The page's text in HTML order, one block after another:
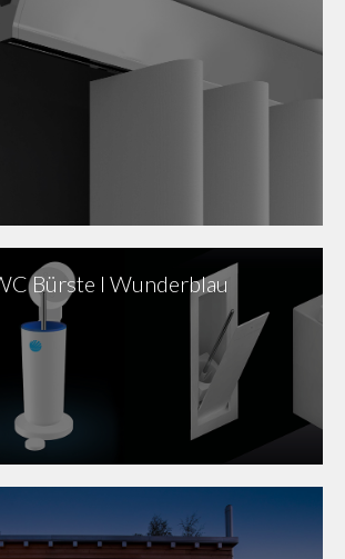
Bürste I Wunderblau